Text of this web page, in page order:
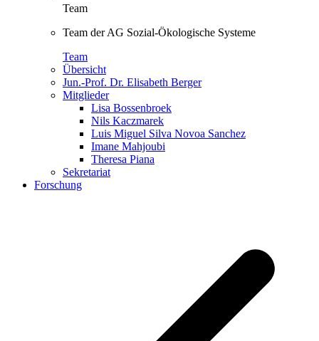
Team
Team der AG Sozial-Ökologische Systeme
Team
Übersicht
Jun.-Prof. Dr. Elisabeth Berger
Mitglieder
Lisa Bossenbroek
Nils Kaczmarek
Luis Miguel Silva Novoa Sanchez
Imane Mahjoubi
Theresa Piana
Sekretariat
Forschung